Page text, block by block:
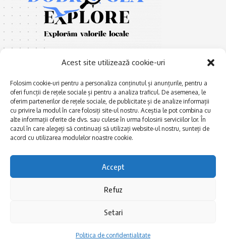
Acest site utilizează cookie-uri
Folosim cookie-uri pentru a personaliza conținutul și anunțurile, pentru a
oferi funcții de rețele sociale și pentru a analiza traficul. De asemenea, le
oferim partenerilor de rețele sociale, de publicitate și de analize informații
cu privire la modul în care folosiți site-ul nostru. Aceștia le pot combina cu
alte informații oferite de dvs. sau culese în urma folosirii serviciilor lor. În
cazul în care alegeți să continuați să utilizați website-ul nostru, sunteți de
acord cu utilizarea modulelor noastre cookie.
Accept
Refuz
Setari
Politica de confidentialitate
E xplorăm Dobrogea,
Explorăm valorile locale:
Deltă, Litoral, cele mai mari
lacuri, cele mai vechi orașe,
Afaceri și meșteșuguri
Actualitate
Dobrogea PE BUNE
La Drum cu Ada